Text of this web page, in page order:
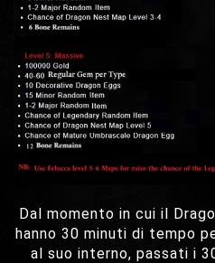
Dal momento in cui il
hanno 30 minuti di tempo
al suo interno, passati i